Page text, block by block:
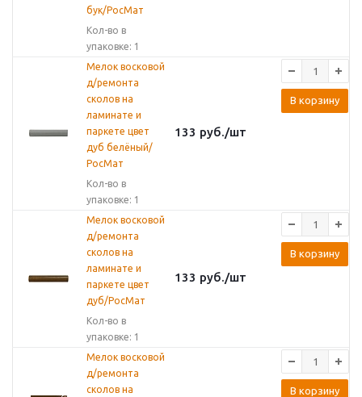
бук/РосМат
Кол-во в
упаковке: 1
Мелок восковой
д/ремонта
сколов на
ламинате и
паркете цвет
дуб белёный/
РосМат
Кол-во в
упаковке: 1
133 руб./шт
В корзину
Мелок восковой
д/ремонта
сколов на
ламинате и
паркете цвет
дуб/РосМат
Кол-во в
упаковке: 1
133 руб./шт
В корзину
Мелок восковой
д/ремонта
сколов на
В корзину